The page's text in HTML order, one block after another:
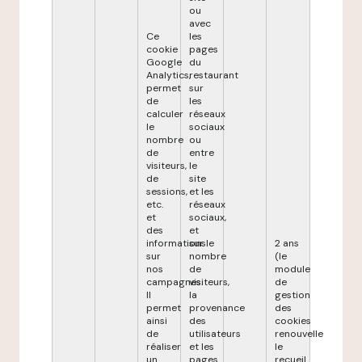
Ce
cookie
Google
Analytics,
permet
de
calculer
le
nombre
de
visiteurs,
de
sessions,
etc.
et
des
informations
sur
nos
campagnes.
Il
permet
ainsi
de
réaliser
ou
avec
les
pages
du
restaurant
sur
les
réseaux
sociaux
ou
entre
le
site
et les
réseaux
sociaux,
et
sur le
nombre
de
visiteurs,
la
provenance
des
utilisateurs
et les
2 ans
(le
module
de
gestion
des
cookies
renouvelle
le